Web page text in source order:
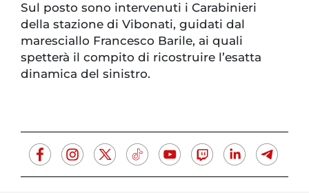
Sul posto sono intervenuti i Carabinieri
della stazione di Vibonati, guidati dal
maresciallo Francesco Barile, ai quali
spetterà il compito di ricostruire l’esatta
dinamica del sinistro.